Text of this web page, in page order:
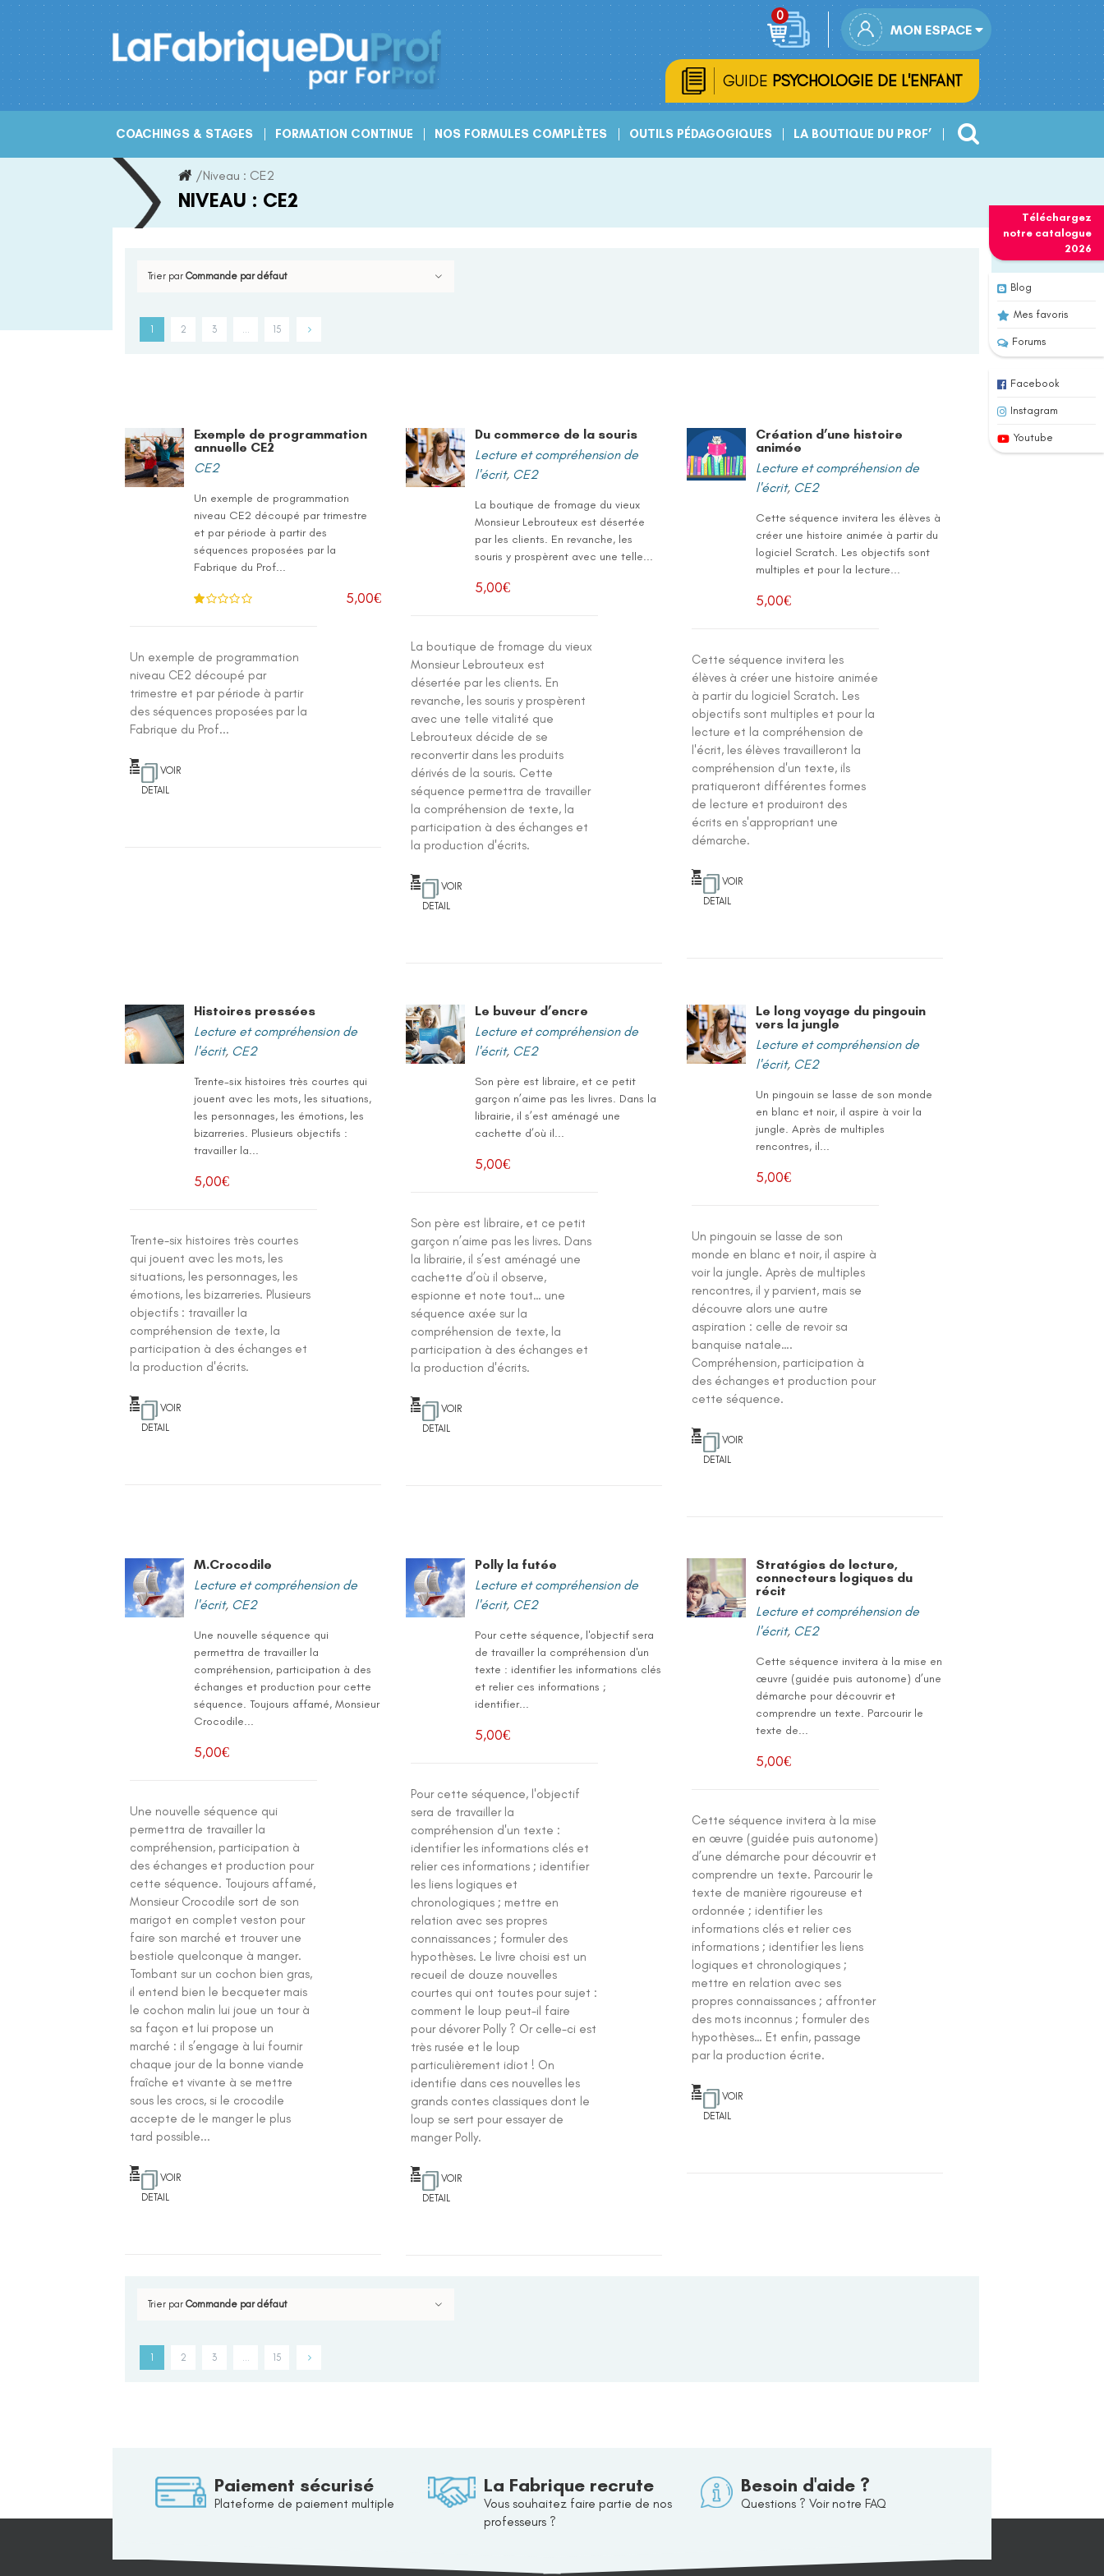
Téléchargez
notre catalogue
2026
Blog
Mes favoris
Forums
Facebook
Instagram
Youtube
Skip
to
MON ESPACE
GUIDE PSYCHOLOGIE DE L'ENFANT
COACHINGS & STAGES FORMATION CONTINUE NOS FORMULES COMPLÈTES OUTILS PÉDAGOGIQUES LA BOUTIQUE DU PROF’
/Niveau : CE2
NIVEAU : CE2
Trier par Commande par défaut
1 2 3 … 15
Exemple de programmation
annuelle CE2
CE2
Un exemple de programmation
niveau CE2 découpé par trimestre
et par période à partir des
séquences proposées par la
Fabrique du Prof...
0
su
5,00€
Un exemple de programmation
niveau CE2 découpé par
trimestre et par période à partir
des séquences proposées par la
Fabrique du Prof...
VOIR
DETAIL
Du commerce de la souris
Lecture et compréhension de
l'écrit, CE2
La boutique de fromage du vieux
Monsieur Lebrouteux est désertée
par les clients. En revanche, les
souris y prospèrent avec une telle...
5,00€
La boutique de fromage du vieux
Monsieur Lebrouteux est
désertée par les clients. En
revanche, les souris y prospèrent
avec une telle vitalité que
Lebrouteux décide de se
reconvertir dans les produits
dérivés de la souris. Cette
séquence permettra de travailler
la compréhension de texte, la
participation à des échanges et
la production d'écrits.
VOIR
DETAIL
Création d’une histoire
animée
Lecture et compréhension de
l'écrit, CE2
Cette séquence invitera les élèves à
créer une histoire animée à partir du
logiciel Scratch. Les objectifs sont
multiples et pour la lecture...
5,00€
Cette séquence invitera les
élèves à créer une histoire animée
à partir du logiciel Scratch. Les
objectifs sont multiples et pour la
lecture et la compréhension de
l'écrit, les élèves travailleront la
compréhension d'un texte, ils
pratiqueront différentes formes
de lecture et produiront des
écrits en s'appropriant une
démarche.
VOIR
DETAIL
Histoires pressées
Lecture et compréhension de
l'écrit, CE2
Trente-six histoires très courtes qui
jouent avec les mots, les situations,
les personnages, les émotions, les
bizarreries. Plusieurs objectifs :
travailler la...
5,00€
Trente-six histoires très courtes
qui jouent avec les mots, les
situations, les personnages, les
émotions, les bizarreries. Plusieurs
objectifs : travailler la
compréhension de texte, la
participation à des échanges et
la production d'écrits.
VOIR
DETAIL
Le buveur d’encre
Lecture et compréhension de
l'écrit, CE2
Son père est libraire, et ce petit
garçon n’aime pas les livres. Dans la
librairie, il s’est aménagé une
cachette d’où il...
5,00€
Son père est libraire, et ce petit
garçon n’aime pas les livres. Dans
la librairie, il s’est aménagé une
cachette d’où il observe,
espionne et note tout… une
séquence axée sur la
compréhension de texte, la
participation à des échanges et
la production d'écrits.
VOIR
DETAIL
Le long voyage du pingouin
vers la jungle
Lecture et compréhension de
l'écrit, CE2
Un pingouin se lasse de son monde
en blanc et noir, il aspire à voir la
jungle. Après de multiples
rencontres, il...
5,00€
Un pingouin se lasse de son
monde en blanc et noir, il aspire à
voir la jungle. Après de multiples
rencontres, il y parvient, mais se
découvre alors une autre
aspiration : celle de revoir sa
banquise natale….
Compréhension, participation à
des échanges et production pour
cette séquence.
VOIR
DETAIL
M.Crocodile
Lecture et compréhension de
l'écrit, CE2
Une nouvelle séquence qui
permettra de travailler la
compréhension, participation à des
échanges et production pour cette
séquence. Toujours affamé, Monsieur
Crocodile...
5,00€
Une nouvelle séquence qui
permettra de travailler la
compréhension, participation à
des échanges et production pour
cette séquence. Toujours affamé,
Monsieur Crocodile sort de son
marigot en complet veston pour
faire son marché et trouver une
bestiole quelconque à manger.
Tombant sur un cochon bien gras,
il entend bien le becqueter mais
le cochon malin lui joue un tour à
sa façon et lui propose un
marché : il s’engage à lui fournir
chaque jour de la bonne viande
fraîche et vivante à se mettre
sous les crocs, si le crocodile
accepte de le manger le plus
tard possible...
VOIR
DETAIL
Polly la futée
Lecture et compréhension de
l'écrit, CE2
Pour cette séquence, l'objectif sera
de travailler la compréhension d'un
texte : identifier les informations clés
et relier ces informations ;
identifier...
5,00€
Pour cette séquence, l'objectif
sera de travailler la
compréhension d'un texte :
identifier les informations clés et
relier ces informations ; identifier
les liens logiques et
chronologiques ; mettre en
relation avec ses propres
connaissances ; formuler des
hypothèses. Le livre choisi est un
recueil de douze nouvelles
courtes qui ont toutes pour sujet :
comment le loup peut-il faire
pour dévorer Polly ? Or celle-ci est
très rusée et le loup
particulièrement idiot ! On
identifie dans ces nouvelles les
grands contes classiques dont le
loup se sert pour essayer de
manger Polly.
VOIR
DETAIL
Stratégies de lecture,
connecteurs logiques du
récit
Lecture et compréhension de
l'écrit, CE2
Cette séquence invitera à la mise en
œuvre (guidée puis autonome) d’une
démarche pour découvrir et
comprendre un texte. Parcourir le
texte de...
5,00€
Cette séquence invitera à la mise
en œuvre (guidée puis autonome)
d’une démarche pour découvrir et
comprendre un texte. Parcourir le
texte de manière rigoureuse et
ordonnée ; identifier les
informations clés et relier ces
informations ; identifier les liens
logiques et chronologiques ;
mettre en relation avec ses
propres connaissances ; affronter
des mots inconnus ; formuler des
hypothèses… Et enfin, passage
par la production écrite.
VOIR
DETAIL
Trier par Commande par défaut
1 2 3 … 15
Paiement sécurisé
Plateforme de paiement multiple
La Fabrique recrute
Vous souhaitez faire partie de nos
professeurs ?
Besoin d'aide ?
Questions ? Voir notre FAQ